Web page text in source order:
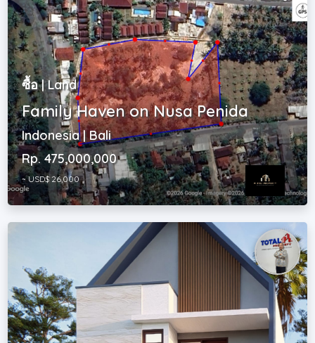
ซื้อ | Land
Family Haven on Nusa Penida
Indonesia | Bali
Rp. 475,000,000
~ USD$ 26,000